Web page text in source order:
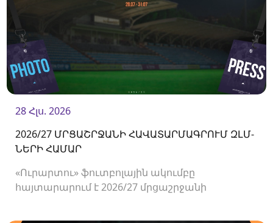
28 Հլս. 2026
2026/27 ՄՐՑԱՇՐՋԱՆԻ ՀԱՎԱՏԱՐՄԱԳՐՈՒՄ ԶԼՄ-
ՆԵՐԻ ՀԱՄԱՐ
«Ուրարտու» ֆուտբոլային ակումբը
հայտարարում է 2026/27 մրցաշրջանի